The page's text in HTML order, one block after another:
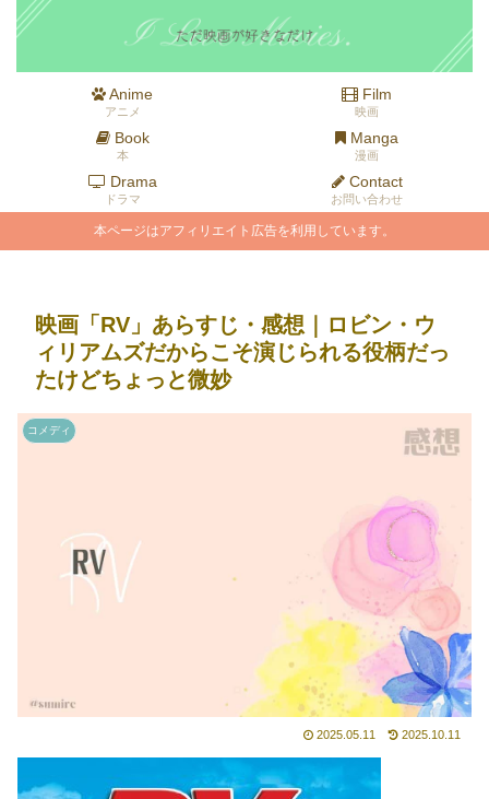
Anime
アニメ
Film
映画
Book
本
Manga
漫画
Drama
ドラマ
Contact
お問い合わせ
本ページはアフィリエイト広告を利用しています。
映画「RV」あらすじ・感想｜ロビン・ウ
ィリアムズだからこそ演じられる役柄だっ
たけどちょっと微妙
コメディ
2025.05.11 2025.10.11